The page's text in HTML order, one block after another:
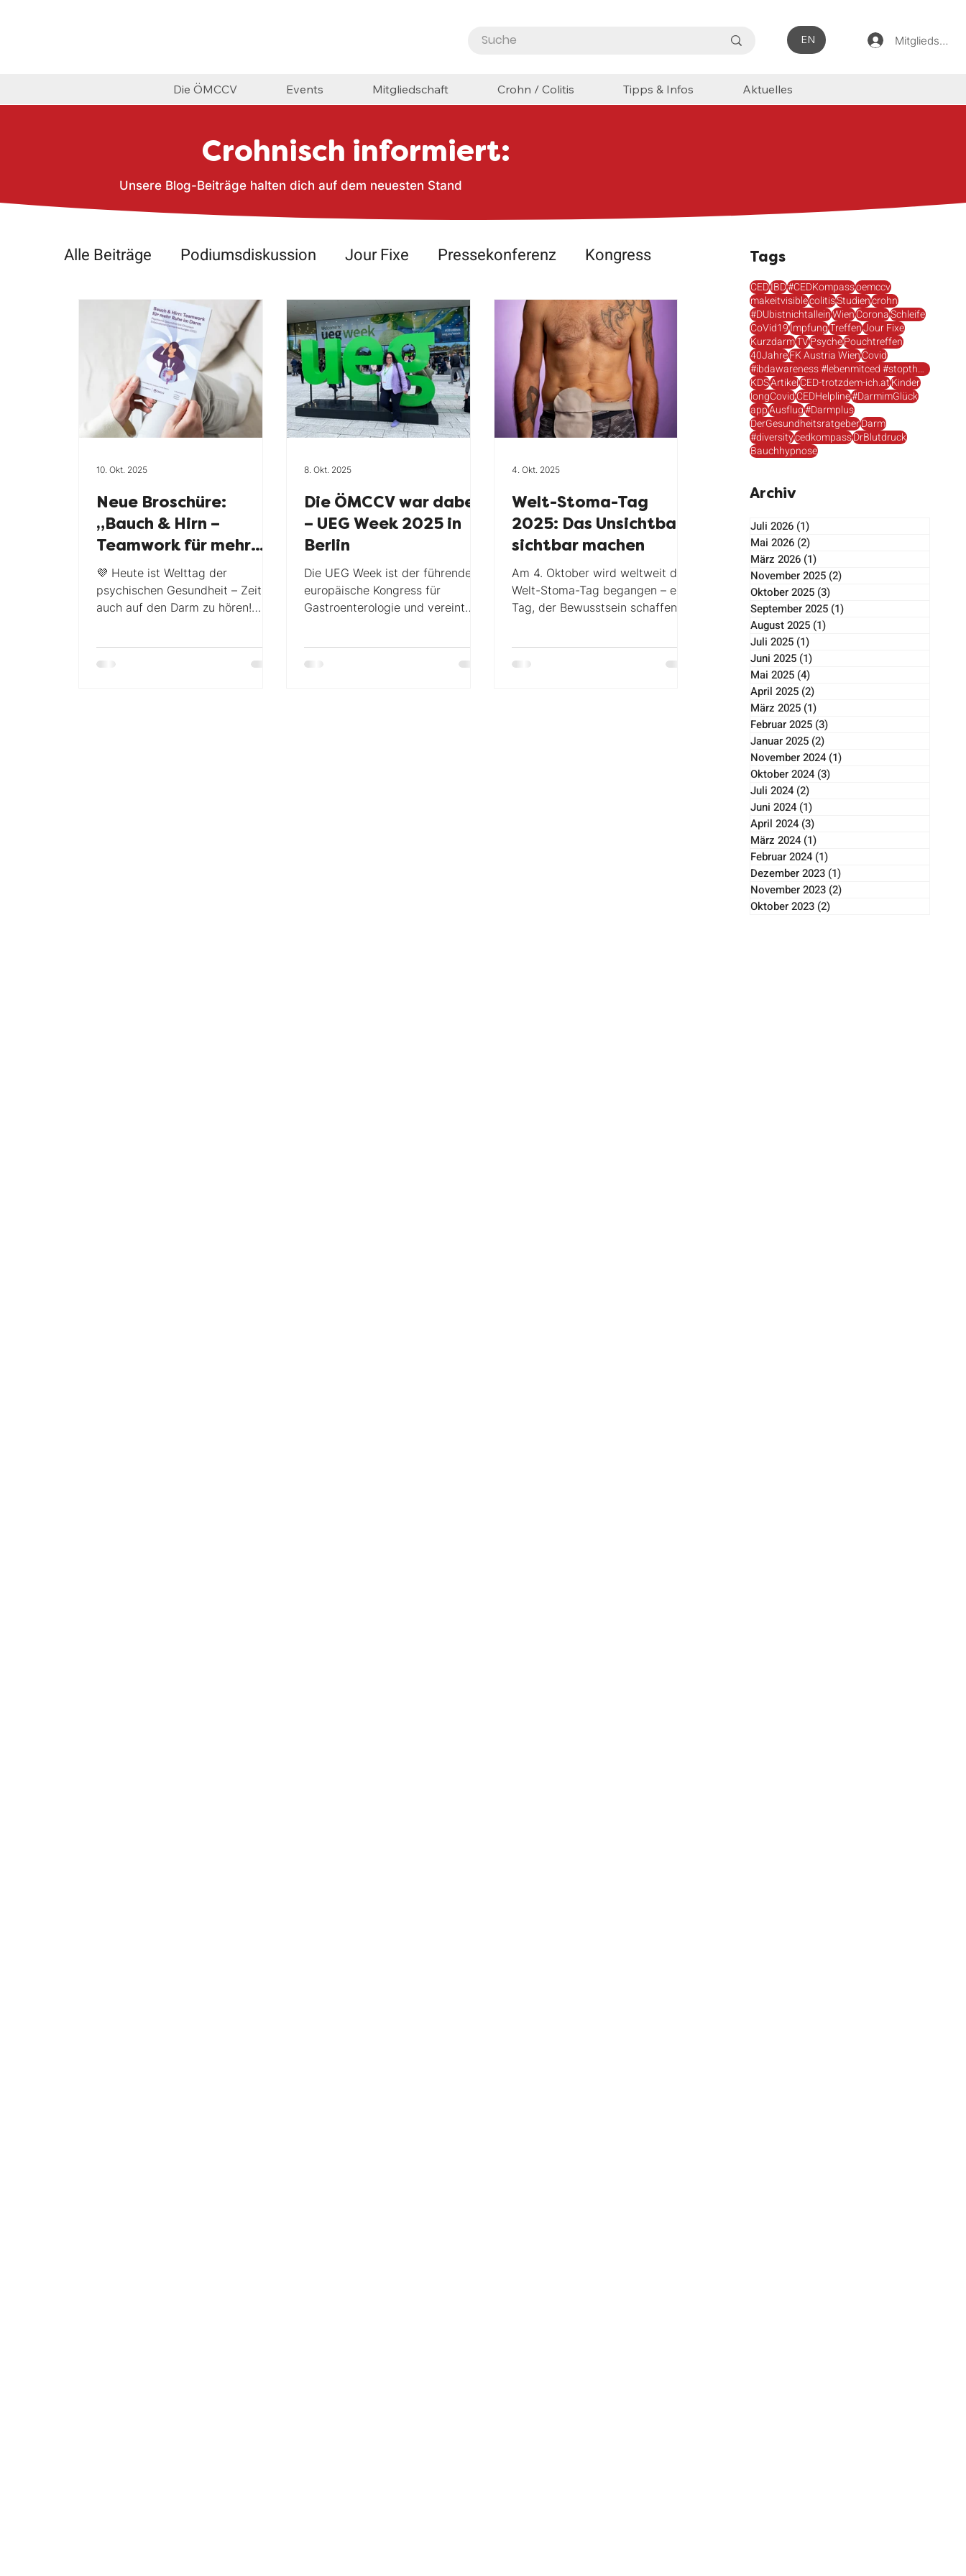
Die ÖMCCV Events Mitgliedschaft Crohn / Colitis Tipps & Infos Aktuelles
EN
Crohnisch informiert:
Unsere Blog-Beiträge halten dich auf dem neuesten Stand
Alle Beiträge Podiumsdiskussion Jour Fixe Pressekonferenz Kongress
Events Pouchtreffen Artikel Stammtisch CED Kompass
CED Helpline Crohnicle makeitvisible Corona Umfrage
Stopthestigma TV Forschung Kinder Online Kurs makeitvisible
Neue Broschüre:
„Bauch & Hirn –
Teamwork für mehr
Ruhe im Darm“
💜 Heute ist Welttag der
psychischen Gesundheit – Zeit,
auch auf den Darm zu hören!
10. Okt. 2025
Die ÖMCCV war dabei
– UEG Week 2025 in
Berlin
Die UEG Week ist der führende
europäische Kongress für
Gastroenterologie und vereint
8. Okt. 2025
Welt-Stoma-Tag
2025: Das Unsichtbare
sichtbar machen
Am 4. Oktober wird weltweit der
Welt-Stoma-Tag begangen – ein
Tag, der Bewusstsein schaffen,
4. Okt. 2025
Tags
CEDIBD#CEDKompassoemccv
makeitvisiblecolitisStudiencrohn
#DUbistnichtalleinWienCoronaSchleife
CoVid19ImpfungTreffenJour Fixe
KurzdarmTVPsychePouchtreffen
40JahreFK Austria WienCovid
#ibdawareness #lebenmitced #stopthestigma
KDSArtikelCED-trotzdem-ich.atKinder
longCovidCEDHelpline#DarmimGlück
appAusflug#Darmplus
DerGesundheitsratgeberDarm
#diversitycedkompassDrBlutdruck
Bauchhypnose
Archiv
Juli 2026 (1)1 Beitrag
Mai 2026 (2)2 Beiträge
März 2026 (1)1 Beitrag
November 2025 (2)2 Beiträge
Oktober 2025 (3)3 Beiträge
September 2025 (1)1 Beitrag
August 2025 (1)1 Beitrag
Juli 2025 (1)1 Beitrag
Juni 2025 (1)1 Beitrag
Mai 2025 (4)4 Beiträge
April 2025 (2)2 Beiträge
März 2025 (1)1 Beitrag
Februar 2025 (3)3 Beiträge
Januar 2025 (2)2 Beiträge
November 2024 (1)1 Beitrag
Oktober 2024 (3)3 Beiträge
Juli 2024 (2)2 Beiträge
Juni 2024 (1)1 Beitrag
April 2024 (3)3 Beiträge
März 2024 (1)1 Beitrag
Februar 2024 (1)1 Beitrag
Dezember 2023 (1)1 Beitrag
November 2023 (2)2 Beiträge
Oktober 2023 (2)2 Beiträge